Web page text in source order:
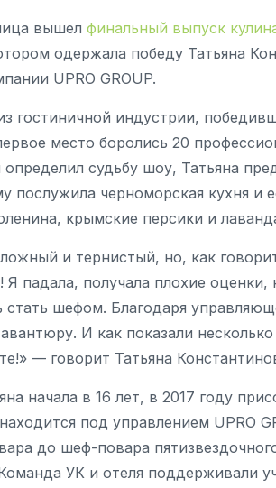
вышел финальный выпуск
одержала победу Татьяна
UPRO GROUP.
гостиничной индустрии,
место боролись 20
судьбу шоу, Татьяна
послужила черноморская кухня и
крымские персики и
и тернистый, но, как
падала, получала плохие оценки,
шефом. Благодаря
И как показали
— говорит Татьяна
начала в 16 лет, в 2017 году
под управлением UPRO
до шеф-повара
УК и отеля поддерживали